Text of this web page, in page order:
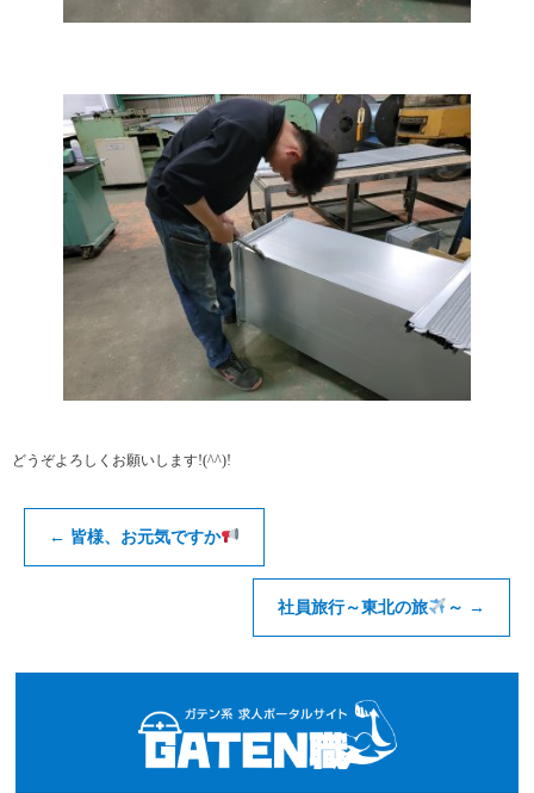
どうぞよろしくお願いします!(^^)!
← 皆様、お元気ですか
社員旅行～東北の旅 ～ →